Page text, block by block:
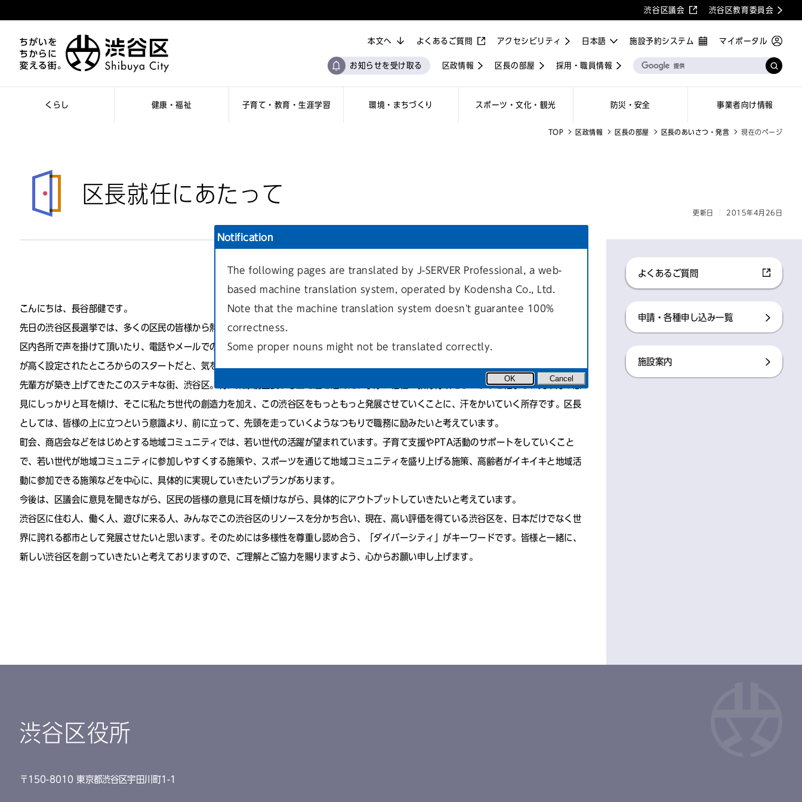
渋谷区議会 渋谷区教育委員会
くらし 健康・福祉 子育て・教育・生涯学習 環境・まちづくり スポーツ・文化・観光 防災・安全 事業者向け情報
マイポータル
施設予約システム
区政情報 区長の部屋 採用・職員情報
本文へ よくあるご質問 アクセシビリティ
お知らせを受け取る
TOP 区政情報 区長の部屋 区長のあいさつ・発言 現在のページ
区長就任にあたって
更新日 2015年4月26日
こんにちは、長谷部健です。
先日の渋谷区長選挙では、多くの区民の皆様から熱いご支援を賜り、渋谷区長に就任いたしました。予想以上に注目された選挙となり、当選後、
区内各所で声を掛けて頂いたり、電話やメールでの激励などに触れ、反響の大きさに喜びと驚きが入り混じっています。また、その分、ハードル
が高く設定されたところからのスタートだと、気を引き締めています。焦らず、でもスピード感を持って、区政に邁進いたします。
先輩方が築き上げてきたこのステキな街、渋谷区。特に桑原前区長が心血を注ぎ込んだ、手厚い福祉・教育行政をしっかりと継承し、先輩方の意
見にしっかりと耳を傾け、そこに私たち世代の創造力を加え、この渋谷区をもっともっと発展させていくことに、汗をかいていく所存です。区長
としては、皆様の上に立つという意識より、前に立って、先頭を走っていくようなつもりで職務に励みたいと考えています。
町会、商店会などをはじめとする地域コミュニティでは、若い世代の活躍が望まれています。子育て支援やPTA活動のサポートをしていくこと
で、若い世代が地域コミュニティに参加しやすくする施策や、スポーツを通じて地域コミュニティを盛り上げる施策、高齢者がイキイキと地域活
動に参加できる施策などを中心に、具体的に実現していきたいプランがあります。
今後は、区議会に意見を聞きながら、区民の皆様の意見に耳を傾けながら、具体的にアウトプットしていきたいと考えています。
渋谷区に住む人、働く人、遊びに来る人、みんなでこの渋谷区のリソースを分かち合い、現在、高い評価を得ている渋谷区を、日本だけでなく世
界に誇れる都市として発展させたいと思います。そのためには多様性を尊重し認め合う、「ダイバーシティ」がキーワードです。皆様と一緒に、
新しい渋谷区を創っていきたいと考えておりますので、ご理解とご協力を賜りますよう、心からお願い申し上げます。
よくあるご質問​
申請・各種申し込み一覧​
施設案内​
渋谷区役所
〒150-8010 東京都渋谷区宇田川町1-1
Notification
The following pages are translated by J-SERVER Professional, a web-
based machine translation system, operated by Kodensha Co., Ltd.
Note that the machine translation system doesn't guarantee 100%
correctness.
Some proper nouns might not be translated correctly.
OK Cancel